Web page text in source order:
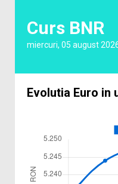
Curs BNR
miercuri, 05 august
Evolutia Euro in